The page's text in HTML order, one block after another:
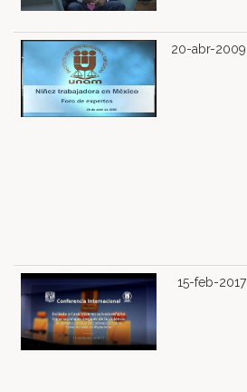
20-abr-2009
15-feb-2017